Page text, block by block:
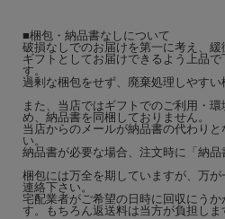
■梱包・納品書なしについて
破損なしでのお届けを第一に考え、緩
ギフトとしてお届けできるよう上品
す。
過剰な梱包をせず、廃棄処理しやすい
また、当店ではギフトでのご利用・
め、納品書を同梱しておりません。
当店からのメールが納品書の代わり
い。
納品書が必要な場合、注文時に「納品
梱包には万全を期していますが、万
連絡下さい。
宅配業者がご希望の日時に回収にう
す。もちろん返送料は当方が負担しま